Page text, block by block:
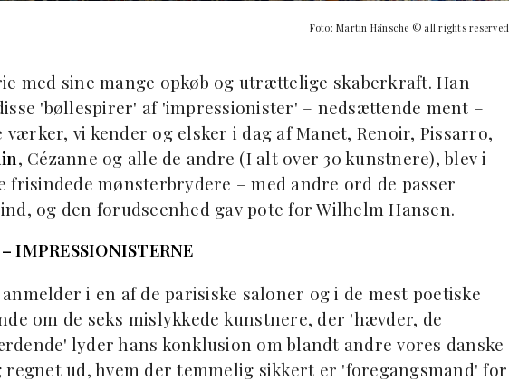
Foto: Martin Hänsche © all rights reserved
med sine mange opkøb og utrættelige skaberkraft. Han
'bøllespirer' af 'impressionister' – nedsættende ment –
værker, vi kender og elsker i dag af Manet, Renoir, Pissarro,
, Cézanne og alle de andre (I alt over 30 kunstnere), blev i
frisindede mønsterbrydere – med andre ord de passer
og den forudseenhed gav pote for Wilhelm Hansen.
i en af de parisiske saloner og i de mest poetiske
om de seks mislykkede kunstnere, der 'hævder, de
lyder hans konklusion om blandt andre vores danske
ud, hvem der temmelig sikkert er 'foregangsmand' for